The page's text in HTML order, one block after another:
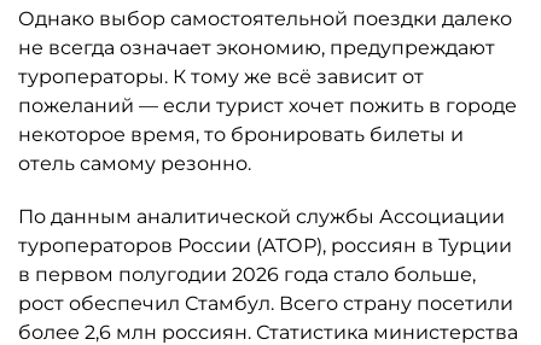
Однако выбор самостоятельной поездки далеко
не всегда означает экономию, предупреждают
туроператоры. К тому же всё зависит от
пожеланий — если турист хочет пожить в городе
некоторое время, то бронировать билеты и
отель самому резонно.
По данным аналитической службы Ассоциации
туроператоров России (АТОР), россиян в Турции
в первом полугодии 2026 года стало больше,
рост обеспечил Стамбул. Всего страну посетили
более 2,6 млн россиян. Статистика министерства